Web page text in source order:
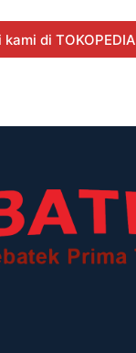
kami di TOKOPEDIA